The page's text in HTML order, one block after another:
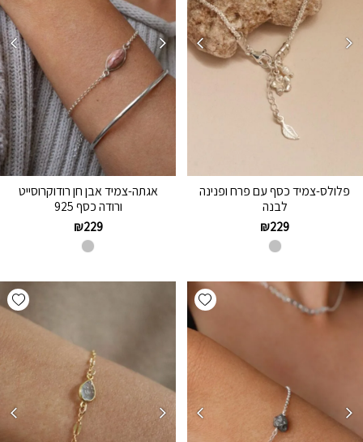
פלולס-צמיד כסף עם פרח ופנינה
לבנה
₪229
אגתה-צמיד אבן חן רודוקרוסייט
ורודה כסף 925
₪229
Add wishlist